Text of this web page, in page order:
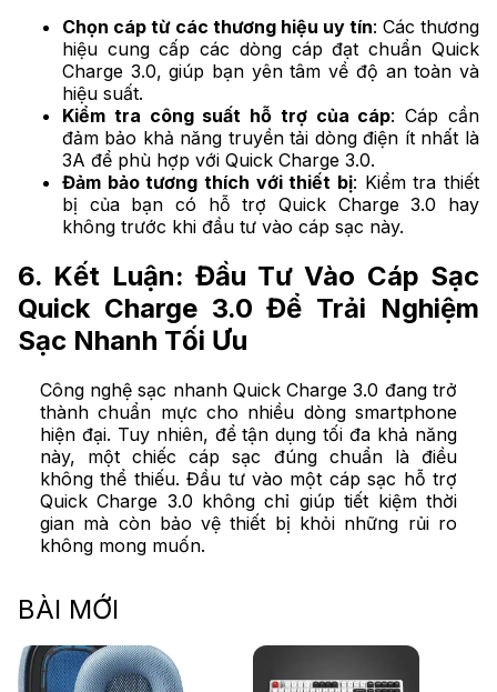
Chọn cáp từ các thương hiệu uy tín: Các thương
hiệu cung cấp các dòng cáp đạt chuẩn Quick
Charge 3.0, giúp bạn yên tâm về độ an toàn và
hiệu suất.
Kiểm tra công suất hỗ trợ của cáp: Cáp cần
đảm bảo khả năng truyền tải dòng điện ít nhất là
3A để phù hợp với Quick Charge 3.0.
Đảm bảo tương thích với thiết bị: Kiểm tra thiết
bị của bạn có hỗ trợ Quick Charge 3.0 hay
không trước khi đầu tư vào cáp sạc này.
6. Kết Luận: Đầu Tư Vào Cáp Sạc
Quick Charge 3.0 Để Trải Nghiệm
Sạc Nhanh Tối Ưu
Công nghệ sạc nhanh Quick Charge 3.0 đang trở
thành chuẩn mực cho nhiều dòng smartphone
hiện đại. Tuy nhiên, để tận dụng tối đa khả năng
này, một chiếc cáp sạc đúng chuẩn là điều
không thể thiếu. Đầu tư vào một cáp sạc hỗ trợ
Quick Charge 3.0 không chỉ giúp tiết kiệm thời
gian mà còn bảo vệ thiết bị khỏi những rủi ro
không mong muốn.
BÀI MỚI